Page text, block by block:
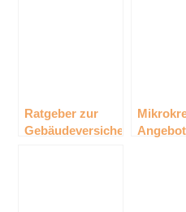
Ratgeber zur
Gebäudeversicherung